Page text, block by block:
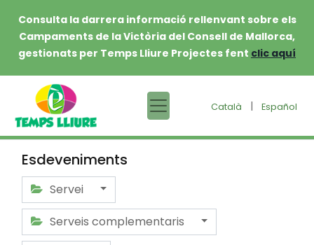
Consulta la darrera informació rellenvant sobre els
Campaments de la Victòria del Consell de Mallorca,
gestionats per Temps Lliure Projectes fent clic aquí
Català | Español
Esdeveniments
Servei
Serveis complementaris